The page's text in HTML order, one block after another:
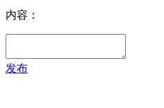
内容：
发布